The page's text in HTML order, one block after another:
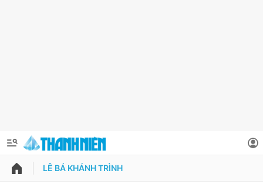
QUẢNG CÁO
LÊ BÁ KHÁNH TRÌNH